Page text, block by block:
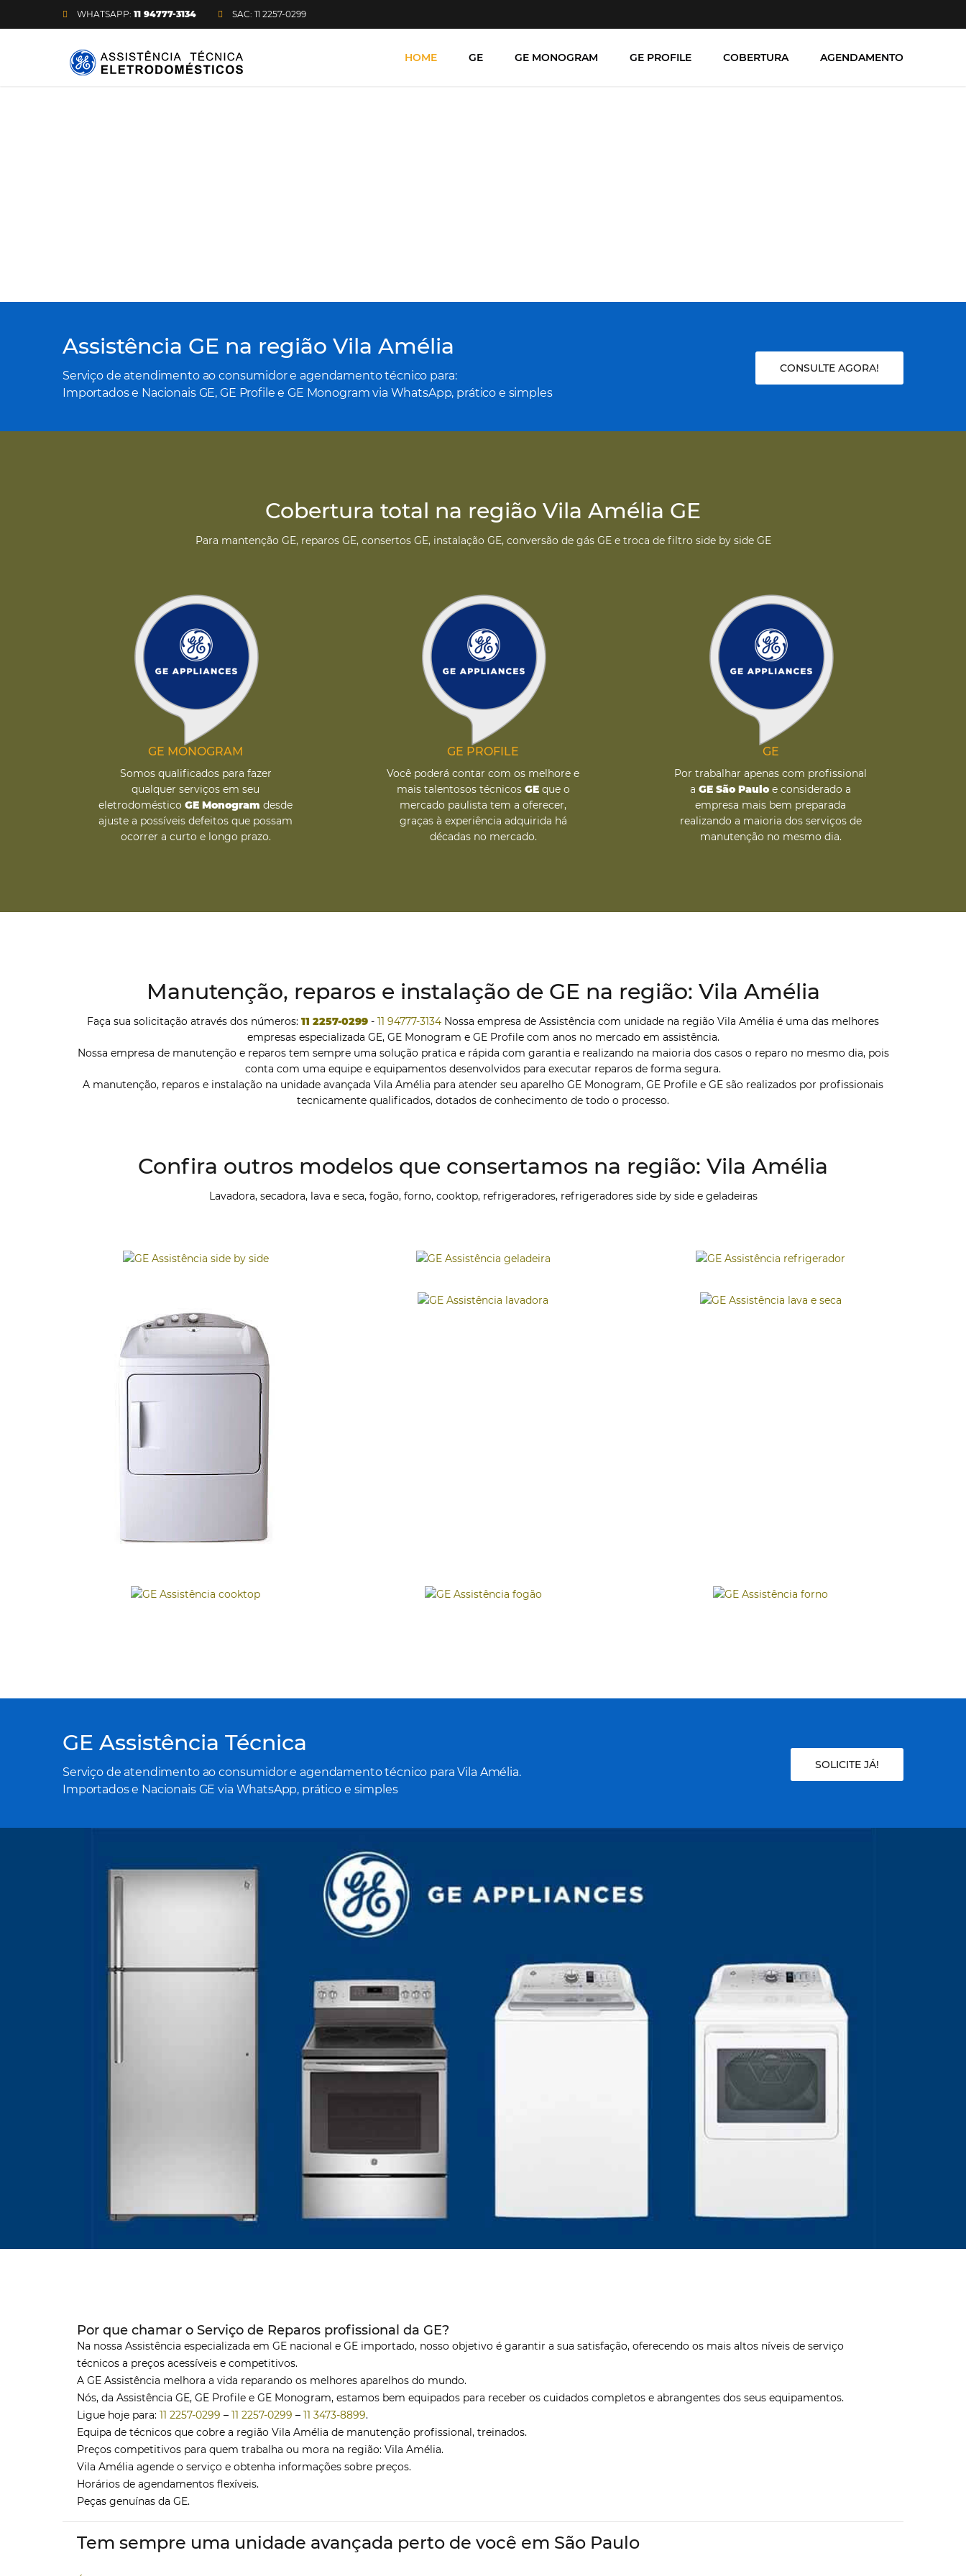
WHATSAPP: 11 94777-3134 SAC: 11 2257-0299
HOME GE GE MONOGRAM GE PROFILE COBERTURA AGENDAMENTO
Assistência GE na região Vila Amélia
Serviço de atendimento ao consumidor e agendamento técnico para:
Importados e Nacionais GE, GE Profile e GE Monogram via WhatsApp, prático e simples
CONSULTE AGORA!
Cobertura total na região Vila Amélia GE
Para mantenção GE, reparos GE, consertos GE, instalação GE, conversão de gás GE e troca de filtro side by side GE
GE MONOGRAM
Somos qualificados para fazer
qualquer serviços em seu
eletrodoméstico GE Monogram desde
ajuste a possíveis defeitos que possam
ocorrer a curto e longo prazo.
GE PROFILE
Você poderá contar com os melhore e
mais talentosos técnicos GEque o
mercado paulista tem a oferecer,
graças à experiência adquirida há
décadas no mercado.
GE
Por trabalhar apenas com profissional
a GE São Pauloe considerado a
empresa mais bem preparada
realizando a maioria dos serviços de
manutenção no mesmo dia.
Manutenção, reparos e instalação de GE na região: Vila Amélia
Faça sua solicitação através dos números: 11 2257-0299 - 11 94777-3134 Nossa empresa de Assistência com unidade na região Vila Amélia é uma das melhores
empresas especializada GE, GE Monogram e GE Profile com anos no mercado em assistência.
Nossa empresa de manutenção e reparos tem sempre uma solução pratica e rápida com garantia e realizando na maioria dos casos o reparo no mesmo dia, pois
conta com uma equipe e equipamentos desenvolvidos para executar reparos de forma segura.
A manutenção, reparos e instalação na unidade avançada Vila Amélia para atender seu aparelho GE Monogram, GE Profile e GE são realizados por profissionais
tecnicamente qualificados, dotados de conhecimento de todo o processo.
Confira outros modelos que consertamos na região: Vila Amélia
Lavadora, secadora, lava e seca, fogão, forno, cooktop, refrigeradores, refrigeradores side by side e geladeiras
GE Assistência Técnica
Serviço de atendimento ao consumidor e agendamento técnico para Vila Amélia.
Importados e Nacionais GE via WhatsApp, prático e simples
SOLICITE JÁ!
Por que chamar o Serviço de Reparos profissional da GE?
Na nossa Assistência especializada em GE nacional e GE importado, nosso objetivo é garantir a sua satisfação, oferecendo os mais altos níveis de serviço
técnicos a preços acessíveis e competitivos.
A GE Assistência melhora a vida reparando os melhores aparelhos do mundo.
Nós, da Assistência GE, GE Profile e GE Monogram, estamos bem equipados para receber os cuidados completos e abrangentes dos seus equipamentos.
Ligue hoje para: 11 2257-0299 – 11 2257-0299 – 11 3473-8899.
Equipa de técnicos que cobre a região Vila Amélia de manutenção profissional, treinados.
Preços competitivos para quem trabalha ou mora na região: Vila Amélia.
Vila Amélia agende o serviço e obtenha informações sobre preços.
Horários de agendamentos flexíveis.
Peças genuínas da GE.
Tem sempre uma unidade avançada perto de você em São Paulo